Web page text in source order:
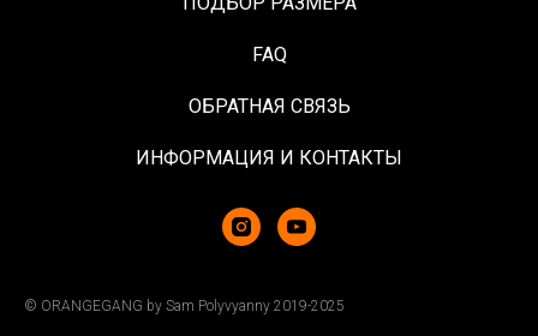
FAQ
ОБРАТНАЯ СВЯЗЬ
ИНФОРМАЦИЯ И КОНТАКТЫ
© ORANGEGANG by Sam Polyvyanny 2019-2025